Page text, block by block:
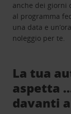
anche dei giorni
al programma
una data e
noleggio per te.
La tua
aspetta
davanti